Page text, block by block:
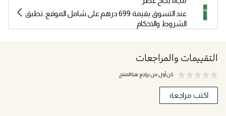
عند التسوق بقيمة 699 درهم على شامل الموقع. تطبق
الشروط والاحكام
التقييمات والمراجعات
كن أول من يراجع هذا المنتج
اكتب مراجعة